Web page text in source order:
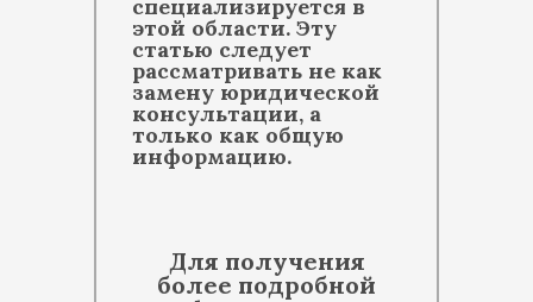
специализируется в
этой области. Эту
статью следует
рассматривать не как
замену юридической
консультации, а
только как общую
информацию.
Для получения
более подробной